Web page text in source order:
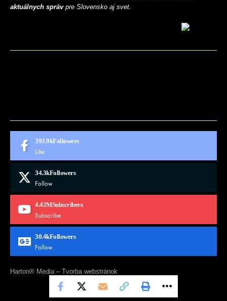
aktuálnych správpre Slovensko aj svet.
393.9kFollowers
Like
34.3kFollowers
Follow
4.42MSubscribers
Subscribe
30.4kFollowers
Follow
Harton® Media – Tvorba webstránok